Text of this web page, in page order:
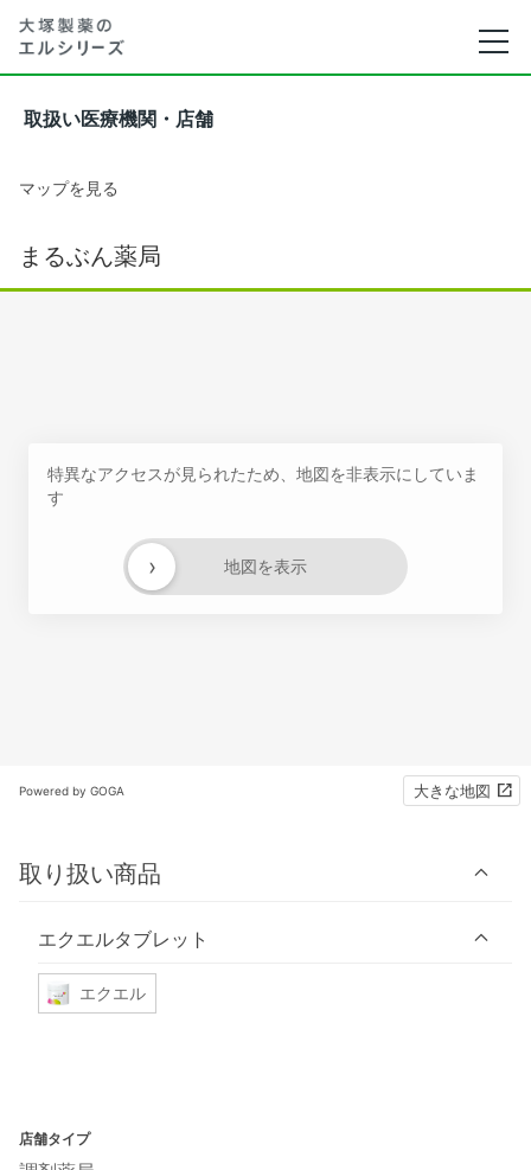
取扱い医療機関・店舗
マップを見る
まるぶん薬局
特異なアクセスが見られたため、地図を非表示にしていま
す
地図を表示
›
Powered by GOGA 大きな地図
取り扱い商品
エクエルタブレット
エクエル
店舗タイプ